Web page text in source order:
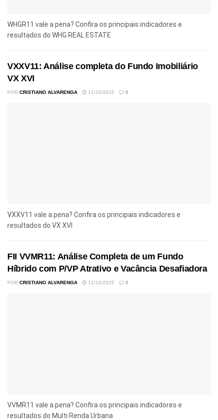
WHGR11 vale a pena? Confira os principais indicadores e
resultados do WHG REAL ESTATE
VXXV11: Análise completa do Fundo Imobiliário
VX XVI
POR CRISTIANO ALVARENGA 11/10/2025 0
VXXV11 vale a pena? Confira os principais indicadores e
resultados do VX XVI
FII VVMR11: Análise Completa de um Fundo
Híbrido com P/VP Atrativo e Vacância Desafiadora
POR CRISTIANO ALVARENGA 11/10/2025 0
VVMR11 vale a pena? Confira os principais indicadores e
resultados do Multi Renda Urbana